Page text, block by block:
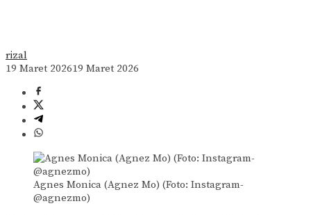
rizal
19 Maret 202619 Maret 2026
Agnes Monica (Agnez Mo) (Foto: Instagram-
@agnezmo)